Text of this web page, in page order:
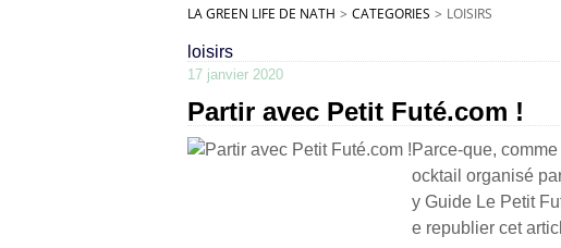
LA GREEN LIFE DE NATH > CATEGORIES > LOISIRS
loisirs
17 janvier 2020
Partir avec Petit Futé.com !
Parce-que,
ocktail organisé
y Guide Le Petit
e republier cet